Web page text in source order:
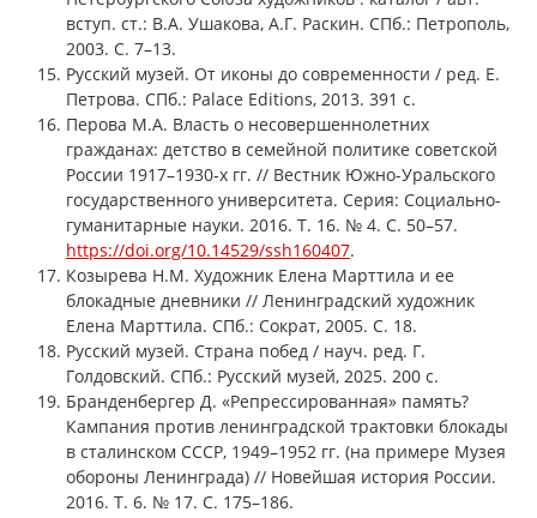
вступ. ст.: В.А. Ушакова, А.Г. Раскин. СПб.: Петрополь,
2003. С. 7–13.
Русский музей. От иконы до современности / ред. Е.
Петрова. СПб.: Palace Editions, 2013. 391 с.
Перова М.А. Власть о несовершеннолетних
гражданах: детство в семейной политике советской
России 1917–1930-х гг. // Вестник Южно-Уральского
государственного университета. Серия: Социально-
гуманитарные науки. 2016. Т. 16. № 4. С. 50–57.
https://doi.org/10.14529/ssh160407.
Козырева Н.М. Художник Елена Марттила и ее
блокадные дневники // Ленинградский художник
Елена Марттила. СПб.: Сократ, 2005. С. 18.
Русский музей. Страна побед / науч. ред. Г.
Голдовский. СПб.: Русский музей, 2025. 200 с.
Бранденбергер Д. «Репрессированная» память?
Кампания против ленинградской трактовки блокады
в сталинском СССР, 1949–1952 гг. (на примере Музея
обороны Ленинграда) // Новейшая история России.
2016. Т. 6. № 17. С. 175–186.